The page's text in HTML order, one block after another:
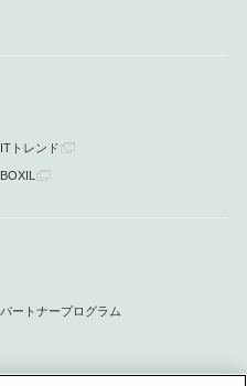
ITトレンド
BOXIL
パートナープログラム